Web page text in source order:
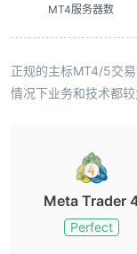
MT4服务器数
正规的主标MT4/5交
情况下业务和技术都
Meta Trader
Perfect